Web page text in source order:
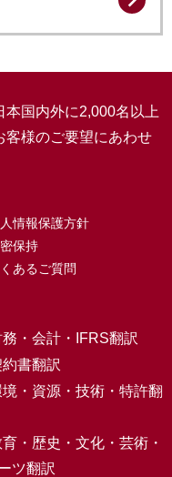
国内外に2,000名以上
客様のご要望にあわせ
情報保護方針
保持
あるご質問
務・会計・IFRS翻訳
書翻訳
境・資源・技術・特許翻
・歴史・文化・芸術・
ツ翻訳